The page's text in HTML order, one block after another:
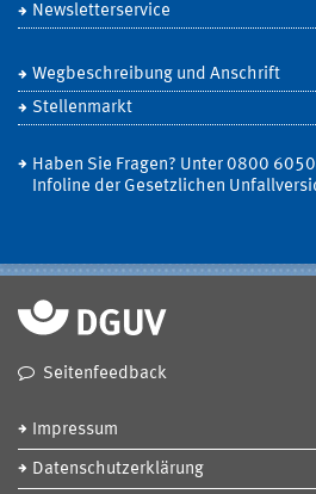
Newsletterservice
Wegbeschreibung und Anschrift
Stellenmarkt
Haben Sie Fragen? Unter 0800
Infoline der Gesetzlichen
Seitenfeedback
Impressum
Datenschutzerklärung